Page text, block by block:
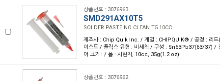
상품번호 : 3076963
SMD291AX10T5
SOLDER PASTE NO CLEAN T5 10CC
제조사 : Chip Quik Inc. / 계열 : CHIPQUIK® / 공정 : 리드
이스트 / 플럭스 유형 : 비세척 / 구성 : Sn63Pb37(63/37) /
어 크기 : / 폼 : 시린지, 10cc, 35g(1.2 oz)
상품번호 : 3076962